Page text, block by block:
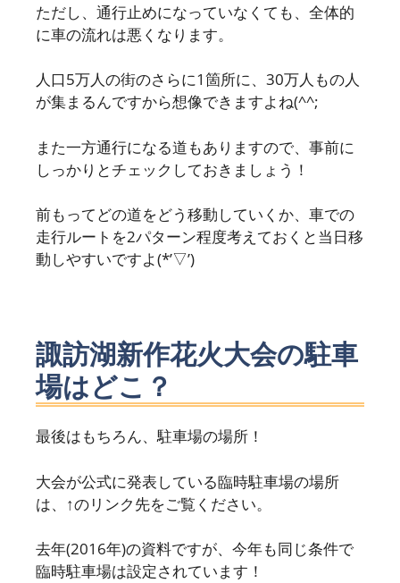
ただし、通行止めになっていなくても、全体的
に車の流れは悪くなります。
人口5万人の街のさらに1箇所に、30万人もの人
が集まるんですから想像できますよね(^^;
また一方通行になる道もありますので、事前に
しっかりとチェックしておきましょう！
前もってどの道をどう移動していくか、車での
走行ルートを2パターン程度考えておくと当日移
動しやすいですよ(*’▽’)
諏訪湖新作花火大会の駐車
場はどこ？
最後はもちろん、駐車場の場所！
大会が公式に発表している臨時駐車場の場所
は、↑のリンク先をご覧ください。
去年(2016年)の資料ですが、今年も同じ条件で
臨時駐車場は設定されています！